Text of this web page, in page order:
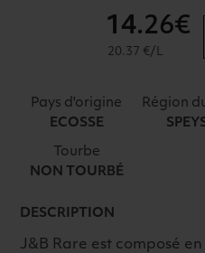
14.26€
20.37 €/L
Pays d'origine
ECOSSE
Région
Tourbe
NON TOURBÉ
DESCRIPTION
J&B Rare est composé